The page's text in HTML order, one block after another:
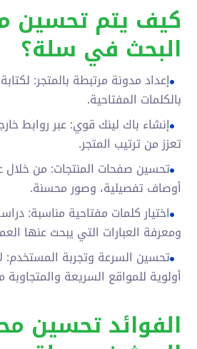
كيف يتم تحسين
البحث في سلة؟
إعداد مدونة مرتبطة بالمتجر:
بالكلمات المفتاحية.
إنشاء باك لينك قوي: عبر روابط
تعزز من ترتيب المتجر.
تحسين صفحات المنتجات: من خلال
أوصاف تفصيلية، وصور محسنة.
اختيار كلمات مفتاحية مناسبة:
ومعرفة العبارات التي يبحث عنها
تحسين السرعة وتجربة
أولوية للمواقع السريعة والمتجاوبة
الفوائد تحسين